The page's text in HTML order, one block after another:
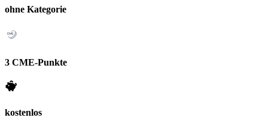
ohne Kategorie
3 CME-Punkte
kostenlos